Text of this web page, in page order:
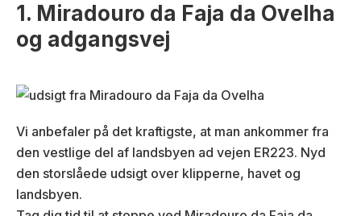
1. Miradouro da Faja da Ovelha
og adgangsvej
Vi anbefaler på det kraftigste, at man ankommer fra
den vestlige del af landsbyen ad vejen ER223. Nyd
den storslåede udsigt over klipperne, havet og
landsbyen.